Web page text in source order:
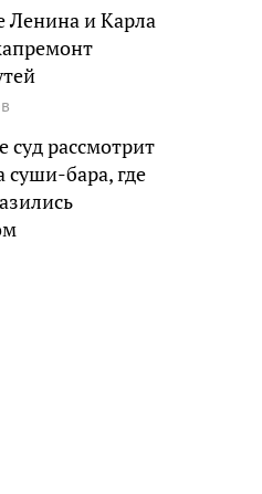
Ленина и Карла
суд рассмотрит
суши-бара, где